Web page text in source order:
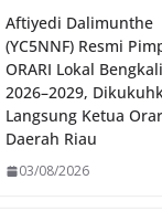
Aftiyedi Dalimunthe
(YC5NNF) Resmi
ORARI Lokal
2026–2029,
Langsung Ketua
Daerah Riau
03/08/2026